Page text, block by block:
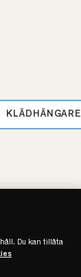
KLÄDHÄNGARE
Du kan tillåta